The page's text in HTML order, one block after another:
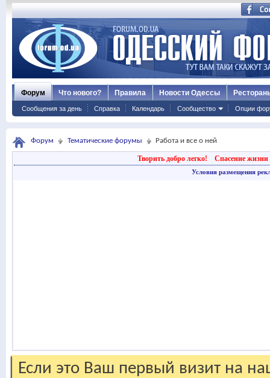
Форум
Сообщения за день Справка Календарь Сообщество Опции
Что нового? Правила Новости Одессы
Форум Тематические форумы Работа и все о ней
Творить добро легко! Спасение жизни
Условия размещения
Если это Ваш первый визит на